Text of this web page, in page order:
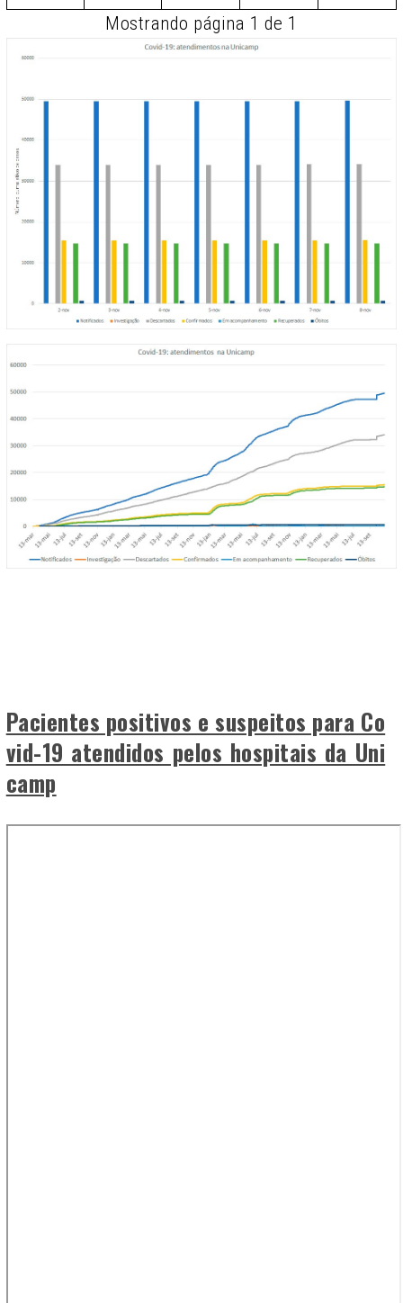
Mostrando página 1 de 1
Pacientes positivos e suspeitos para Co
vid-19 atendidos pelos hospitais da Uni
camp